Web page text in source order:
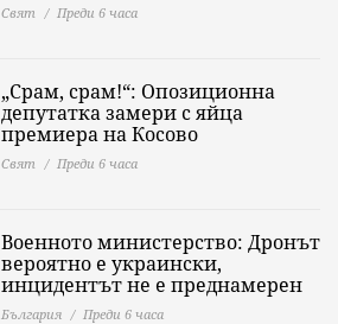
Свят Преди 6 часа
„Срам, срам!“: Опозиционна
депутатка замери с яйца
премиера на Косово
Свят Преди 6 часа
Военното министерство: Дронът
вероятно е украински,
инцидентът не е преднамерен
България Преди 6 часа